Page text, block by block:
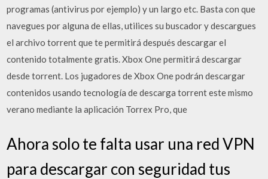
programas (antivirus por ejemplo) y un largo etc. Basta con que
navegues por alguna de ellas, utilices su buscador y descargues
el archivo torrent que te permitirá después descargar el
contenido totalmente gratis. Xbox One permitirá descargar
desde torrent. Los jugadores de Xbox One podrán descargar
contenidos usando tecnología de descarga torrent este mismo
verano mediante la aplicación Torrex Pro, que
Ahora solo te falta usar una red VPN
para descargar con seguridad tus